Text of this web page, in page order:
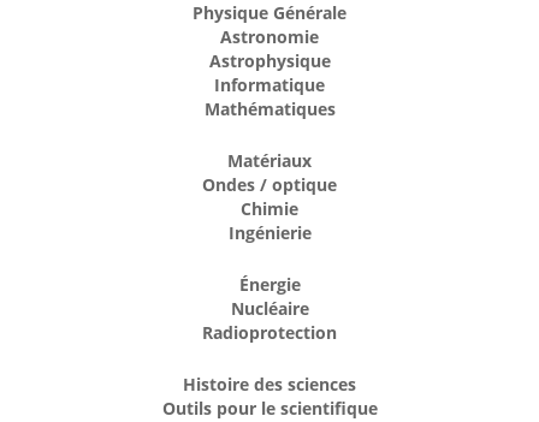
Physique Générale
Astronomie
Astrophysique
Informatique
Mathématiques
Matériaux
Ondes / optique
Chimie
Ingénierie
Énergie
Nucléaire
Radioprotection
Histoire des sciences
Outils pour le scientifique